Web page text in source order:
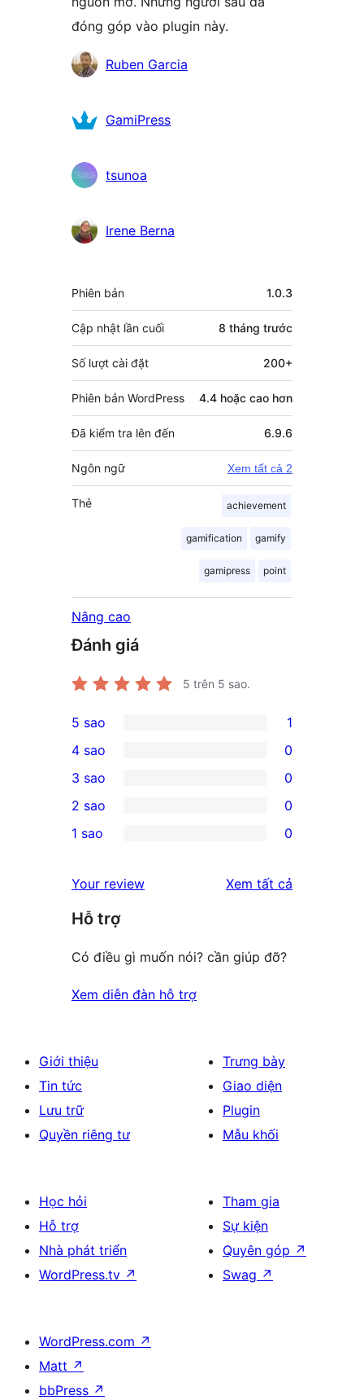
đóng góp vào plugin này.
Những
đóng
Ruben Garcia
GamiPress
tsunoa
Irene Berna
Meta
Phiên bản 1.0.3
Cập nhật lần cuối 8 tháng trước
Số lượt cài đặt 200+
Phiên bản WordPress 4.4 hoặc cao hơn
Đã kiểm tra lên đến 6.9.6
Ngôn ngữ Xem tất cả 2
Thẻ achievement
gamification gamify
gamipress point
Nâng cao
Đánh giá
5 trên 5 sao.
1
5-
star
review
5 sao 1
4-
star
reviews
4 sao 0
0
3-
star
3 sao 0
2-
reviews
2 sao 0
star
reviews
1 sao 0
Your review Xem tất cả
Hỗ trợ
Có điều gì muốn nói? cần giúp đỡ?
Xem diễn đàn hỗ trợ
Giới thiệu
Tin tức
Lưu trữ
Quyền riêng tư
Trưng bày
Giao diện
Plugin
Mẫu khối
Học hỏi
Hỗ trợ
Nhà phát triển
WordPress.tv ↗
Tham gia
Sự kiện
Quyên góp ↗
Swag ↗
WordPress.com ↗
Matt ↗
bbPress ↗